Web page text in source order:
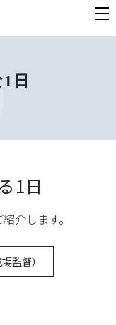
日
1日
介します。
監督）